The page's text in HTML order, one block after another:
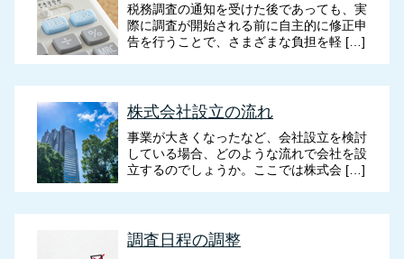
税務調査の通知を受けた後であっても、実
際に調査が開始される前に自主的に修正申
告を行うことで、さまざまな負担を軽 […]
株式会社設立の流れ
事業が大きくなったなど、会社設立を検討
している場合、どのような流れで会社を設
立するのでしょうか。ここでは株式会 […]
調査日程の調整